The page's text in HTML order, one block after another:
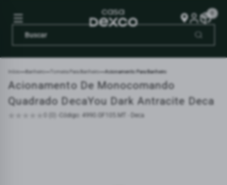
Início Banheiro Torneira Para Banheiro Acionamento Para Banheiro
Acionamento De Monocomando
Quadrado DecaYou Dark Antracite Deca
Código: 4990.GF105.MT - Deca